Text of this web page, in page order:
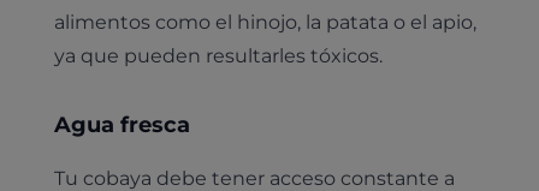
alimentos como el hinojo, la patata o el apio,
ya que pueden resultarles tóxicos.
Agua fresca
Tu cobaya debe tener acceso constante a